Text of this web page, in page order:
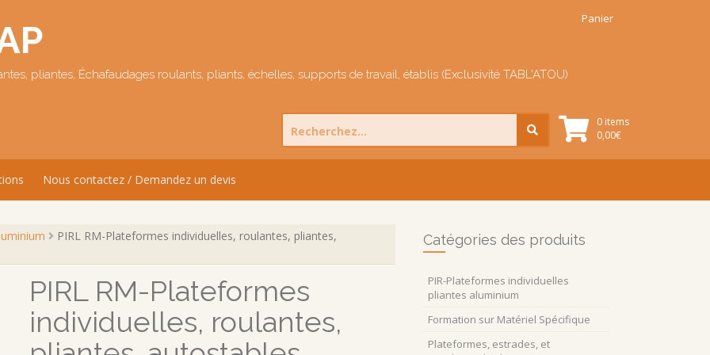
Panier
pliantes, Échafaudages roulants, pliants, échelles, supports de travail, établis (Exclusivité TABL'ATOU)
0 items
0,00€
Search
for:
Nous contactez / Demandez un devis
PIRL RM-Plateformes individuelles, roulantes, pliantes,
PIRL RM-Plateformes
individuelles, roulantes,
Catégories des produits
PIR-Plateformes individuelles
pliantes aluminium
Formation sur Matériel Spécifique
Plateformes, estrades, et